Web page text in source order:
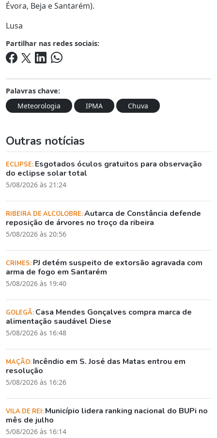
Évora, Beja e Santarém).
Lusa
Partilhar nas redes sociais:
Palavras chave:
Meteorologia
IPMA Chuva
Outras notícias
ECLIPSE: Esgotados óculos gratuitos para observação
do eclipse solar total
5/08/2026 às 21:24
RIBEIRA DE ALCOLOBRE:Autarca de Constância defende
reposição de árvores no troço da ribeira
5/08/2026 às 20:56
CRIMES: PJ detém suspeito de extorsão agravada com
arma de fogo em Santarém
5/08/2026 às 19:40
GOLEGÃ: Casa Mendes Gonçalves compra marca de
alimentação saudável Diese
5/08/2026 às 16:48
MAÇÃO: Incêndio em S. José das Matas entrou em
resolução
5/08/2026 às 16:26
VILA DE REI: Município lidera ranking nacional do BUPi no
mês de julho
5/08/2026 às 16:14